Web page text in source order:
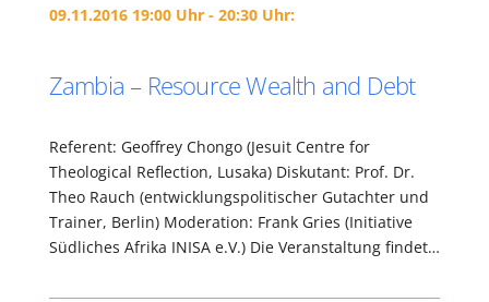
09.11.2016 19:00 Uhr - 20:30 Uhr:
Zambia – Resource Wealth and Debt
Referent: Geoffrey Chongo (Jesuit Centre for
Theological Reflection, Lusaka) Diskutant: Prof. Dr.
Theo Rauch (entwicklungspolitischer Gutachter und
Trainer, Berlin) Moderation: Frank Gries (Initiative
Südliches Afrika INISA e.V.) Die Veranstaltung findet…